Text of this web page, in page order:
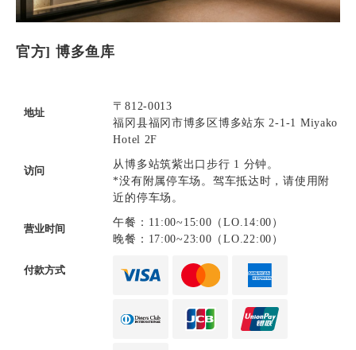
官方] 博多鱼库
地址
〒812-0013
福冈县福冈市博多区博多站东 2-1-1 Miyako
Hotel 2F
访问
从博多站筑紫出口步行 1 分钟。
*没有附属停车场。驾车抵达时，请使用附
近的停车场。
营业时间
午餐：11:00~15:00（LO.14:00）
晚餐：17:00~23:00（LO.22:00）
付款方式